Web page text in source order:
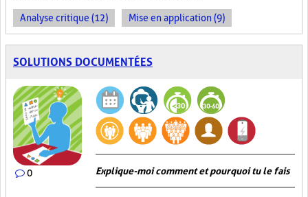
Analyse critique (12) Mise en application (9)
SOLUTIONS DOCUMENTÉES
0 Explique-moi comment et pourquoi tu le fais